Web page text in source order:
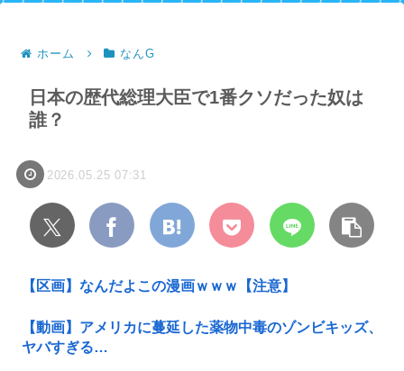
ホーム なんG
日本の歴代総理大臣で1番クソだった奴は
誰？
2026.05.25 07:31
【区画】なんだよこの漫画ｗｗｗ【注意】
【動画】アメリカに蔓延した薬物中毒のゾンビキッズ、
ヤバすぎる…